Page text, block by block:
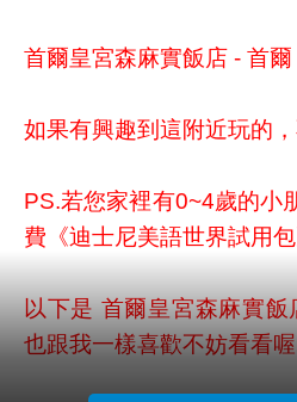
首爾皇宮森麻實飯店 - 首
如果有興趣到這附近玩的
PS.若您家裡有0~4歲的小
費《迪士尼美語世界試用包
以下是 首爾皇宮森麻實
也跟我一樣喜歡不妨看看